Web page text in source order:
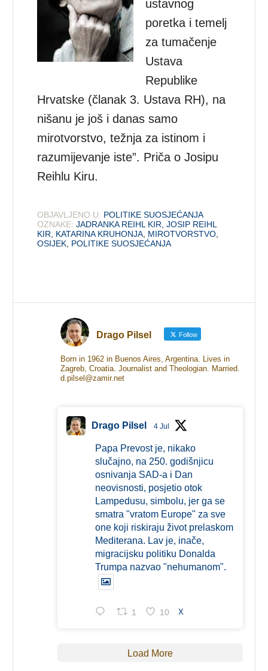
ustavnog
poretka i temelj
za tumačenje
Ustava
Republike
Hrvatske (članak 3. Ustava RH), na
nišanu je još i danas samo
mirotvorstvo, težnja za istinom i
razumijevanje iste”. Priča o Josipu
Reihlu Kiru.
OBJAVLJENO U: POLITIKE SUOSJEĆANJA
OZNAKE: JADRANKA REIHL KIR ,JOSIP REIHL
KIR
KATARINA KRUHONJA MIROTVORSTVO
OSIJEK POLITIKE SUOSJEĆANJA
Drago Pilsel Follow
Born in 1962 in Buenos Aires, Argentina. Lives in
Zagreb, Croatia. Journalist and Theologian. Married.
d.pilsel@zamir.net
Drago Pilsel 4 Jul
Papa Prevost je, nikako
slučajno, na 250. godišnjicu
osnivanja SAD-a i Dan
neovisnosti, posjetio otok
Lampedusu, simbolu, jer ga se
smatra "vratom Europe" za sve
one koji riskiraju život prelaskom
Mediterana. Lav je, inače,
migracijsku politiku Donalda
Trumpa nazvao "nehumanom".
1 10 X
Load More